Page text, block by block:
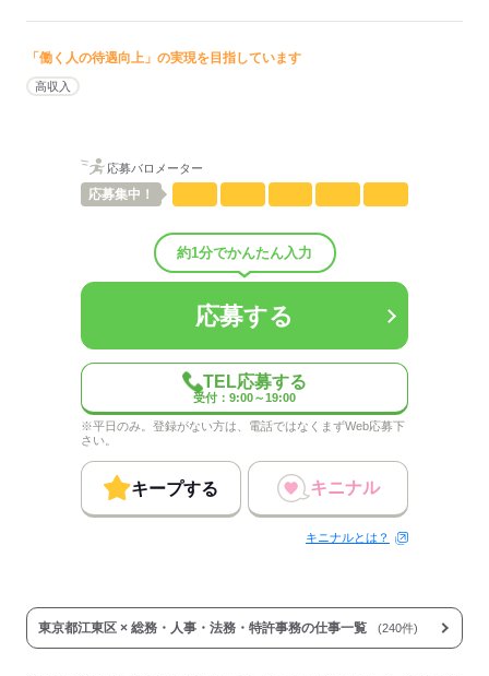
事業内容情報処理サ‐ビス
給与例
「働く人の待遇向上」の実現を目指しています
高収入
応募バロメーター
応募集中！
約1分でかんたん入力
応募する
TEL応募する
受付：9:00～19:00
※平日のみ。登録がない方は、電話ではなくまずWeb応募下
さい。
キープする キニナル
キニナルとは？
東京都江東区 × 総務・人事・法務・特許事務の仕事一覧 (240件)